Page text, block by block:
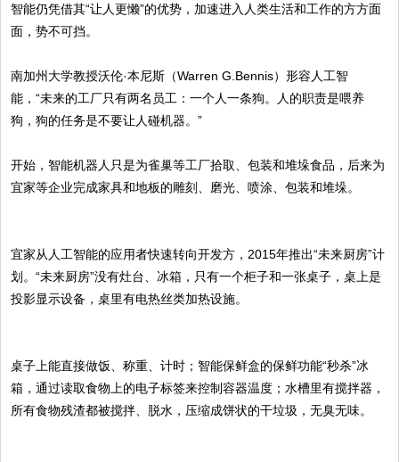
智能仍凭借其“让人更懒”的优势，加速进入人类生活和工作的方方面
面，势不可挡。
南加州大学教授沃伦·本尼斯（Warren G.Bennis）形容人工智
能，“未来的工厂只有两名员工：一个人一条狗。人的职责是喂养
狗，狗的任务是不要让人碰机器。”
开始，智能机器人只是为雀巢等工厂拾取、包装和堆垛食品，后来为
宜家等企业完成家具和地板的雕刻、磨光、喷涂、包装和堆垛。
宜家从人工智能的应用者快速转向开发方，2015年推出“未来厨房”计
划。“未来厨房”没有灶台、冰箱，只有一个柜子和一张桌子，桌上是
投影显示设备，桌里有电热丝类加热设施。
桌子上能直接做饭、称重、计时；智能保鲜盒的保鲜功能“秒杀”冰
箱，通过读取食物上的电子标签来控制容器温度；水槽里有搅拌器，
所有食物残渣都被搅拌、脱水，压缩成饼状的干垃圾，无臭无味。